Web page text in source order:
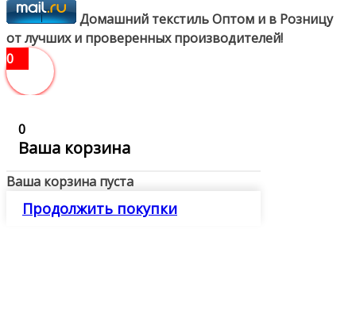
Домашний текстиль Оптом и в Розницу
от лучших и проверенных производителей!
0
0
Ваша корзина
Ваша корзина пуста
Продолжить покупки